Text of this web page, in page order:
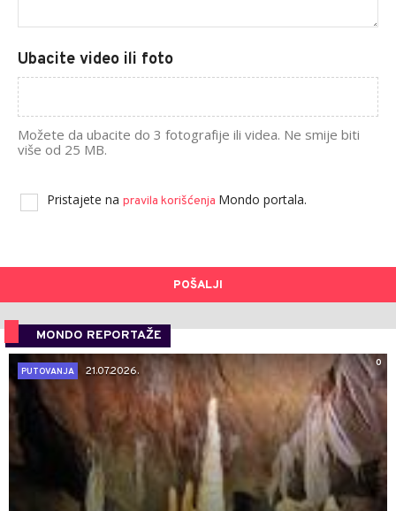
Ubacite video ili foto
Možete da ubacite do 3 fotografije ili videa. Ne smije biti
više od 25 MB.
Pristajete na pravila korišćenja Mondo portala.
POŠALJI
MONDO REPORTAŽE
0
PUTOVANJA
21.07.2026.